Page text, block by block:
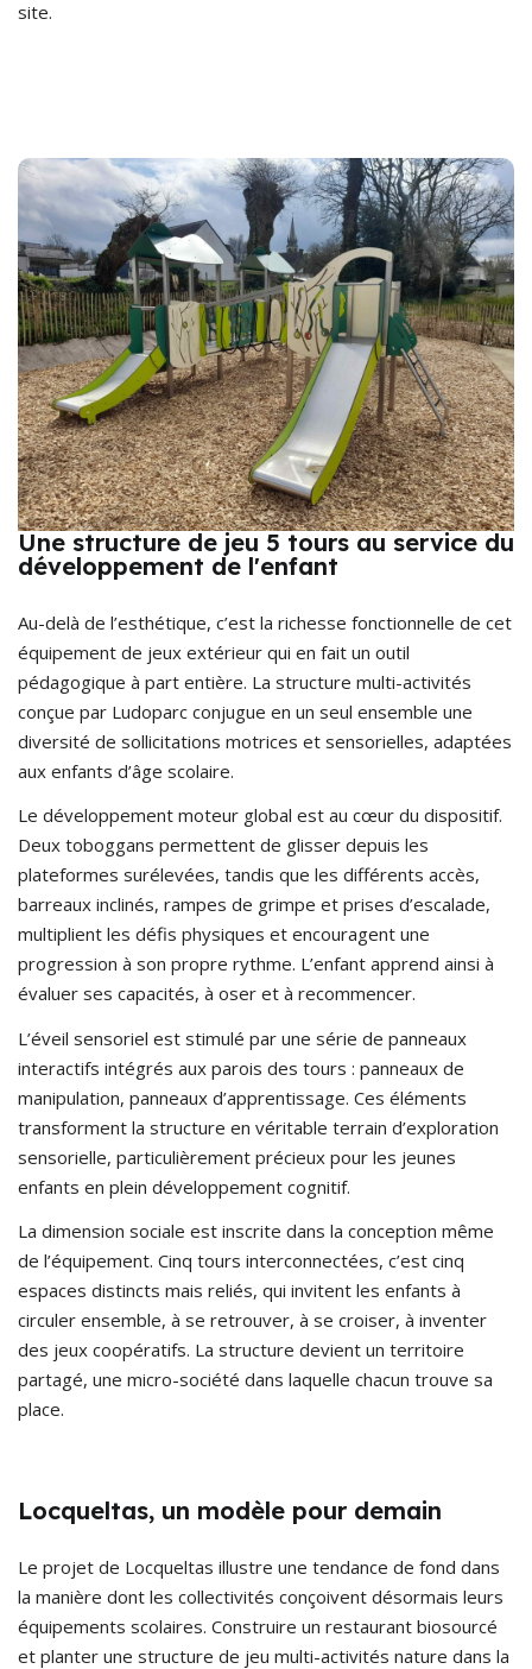
site.
Une structure de jeu 5 tours au service du
développement de l'enfant
Au-delà de l’esthétique, c’est la richesse fonctionnelle de cet
équipement de jeux extérieur qui en fait un outil
pédagogique à part entière. La structure multi-activités
conçue par Ludoparc conjugue en un seul ensemble une
diversité de sollicitations motrices et sensorielles, adaptées
aux enfants d’âge scolaire.
Le développement moteur global est au cœur du dispositif.
Deux toboggans permettent de glisser depuis les
plateformes surélevées, tandis que les différents accès,
barreaux inclinés, rampes de grimpe et prises d’escalade,
multiplient les défis physiques et encouragent une
progression à son propre rythme. L’enfant apprend ainsi à
évaluer ses capacités, à oser et à recommencer.
L’éveil sensoriel est stimulé par une série de panneaux
interactifs intégrés aux parois des tours : panneaux de
manipulation, panneaux d’apprentissage. Ces éléments
transforment la structure en véritable terrain d’exploration
sensorielle, particulièrement précieux pour les jeunes
enfants en plein développement cognitif.
La dimension sociale est inscrite dans la conception même
de l’équipement. Cinq tours interconnectées, c’est cinq
espaces distincts mais reliés, qui invitent les enfants à
circuler ensemble, à se retrouver, à se croiser, à inventer
des jeux coopératifs. La structure devient un territoire
partagé, une micro-société dans laquelle chacun trouve sa
place.
Locqueltas, un modèle pour demain
Le projet de Locqueltas illustre une tendance de fond dans
la manière dont les collectivités conçoivent désormais leurs
équipements scolaires. Construire un restaurant biosourcé
et planter une structure de jeu multi-activités nature dans la